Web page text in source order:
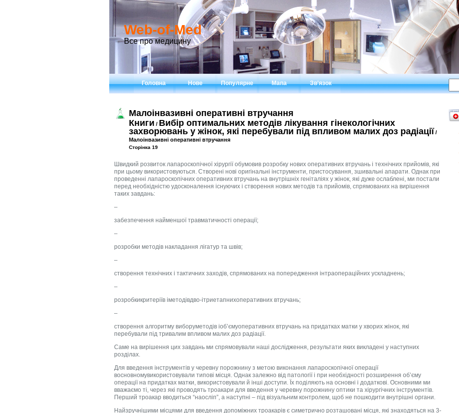
Web-of-Med
Все про медицину
Головна Нове Популярне Мапа Зв'язок
Малоінвазивні оперативні втручання
Книги / Вибір оптимальних методів лікування гінекологічних
захворювань у жінок, які перебували під впливом малих доз радіації /
Малоінвазивні оперативні втручання
Сторінка 19
Швидкий розвиток лапароскопічної хірургії обумовив розробку нових оперативних втручань і технічних прийомів, які
при цьому використовуються. Створені нові оригінальні інструменти, пристосування, зшивальні апарати. Однак при
проведенні лапароскопічних оперативних втручань на внутрішніх геніталіях у жінок, які дуже ослаблені, ми постали
перед необхідністю удосконалення існуючих і створення нових методів та прийомів, спрямованих на вирішення
таких завдань:
–
забезпечення найменшої травматичності операції;
–
розробки методів накладання лігатур та швів;
–
створення технічних і тактичних заходів, спрямованих на попередження інтраопераційних ускладнень;
–
розробкикритеріїв іметодівдво-ітриетапнихоперативних втручань;
–
створення алгоритму виборуметодів іоб’ємуоперативних втручань на придатках матки у хворих жінок, які
перебували під тривалим впливом малих доз радіації.
Саме на вирішення цих завдань ми спрямовували наші дослідження, результати яких викладені у наступних
розділах.
Для введення інструментів у черевну порожнину з метою виконання лапароскопічної операції
восновномувикористовували типові місця. Однак залежно від патології і при необхідності розширення об’єму
операції на придатках матки, використовували й інші доступи. Їх поділяють на основні і додаткові. Основними ми
вважаємо ті, через які проводять троакари для введення у черевну порожнину оптики та хірургічних інструментів.
Перший троакар вводиться “наосліп”, а наступні – під візуальним контролем, щоб не пошкодити внутрішні органи.
Найзручнішими місцями для введення допоміжних троакарів є симетрично розташовані місця, які знаходяться на 3-